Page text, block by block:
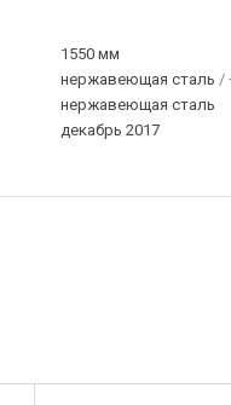
1550 мм
нержавеющая сталь /
нержавеющая сталь
декабрь 2017